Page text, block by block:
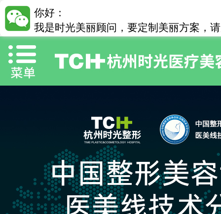
你好：
我是时光美丽顾问，要定制美丽方案，